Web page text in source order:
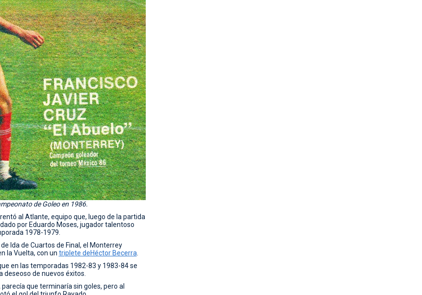
de Goleo en 1986.
al Atlante, equipo que, luego de la partida
por Eduardo Moses, jugador talentoso
1978-1979.
Ida de Cuartos de Final, el Monterrey
la Vuelta, con un triplete deHéctor Becerra
en las temporadas 1982-83 y 1983-84 se
de nuevos éxitos.
que terminaría sin goles, pero al